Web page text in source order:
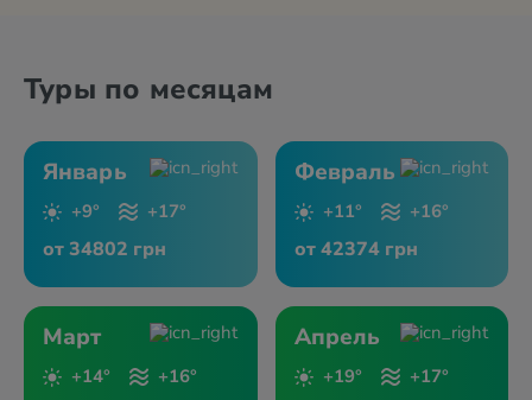
Туры по месяцам
Январь
+9° +17°
от 34802 грн
Февраль
+11° +16°
от 42374 грн
Март
+14° +16°
Апрель
+19° +17°